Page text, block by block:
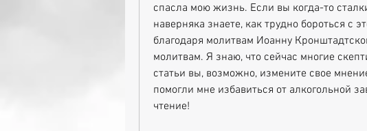
спасла мою жизнь. Если вы когда-то
наверняка знаете, как трудно бороться с
благодаря молитвам Иоанну
молитвам. Я знаю, что сейчас многие
статьи вы, возможно, измените свое
помогли мне избавиться от алкогольной
чтение!